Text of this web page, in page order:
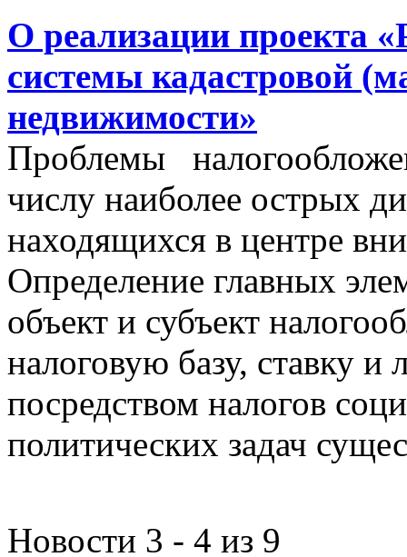
О реализации проекта
системы кадастровой
недвижимости»
Проблемы
числу наиболее острых
находящихся в центре
Определение главных
объект и субъект
налоговую базу, ставку и
посредством налогов
политических задач
Новости 3 - 4 из 9